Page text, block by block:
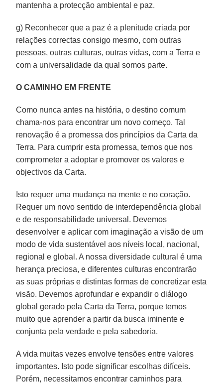
mantenha a protecção ambiental e paz.
g) Reconhecer que a paz é a plenitude criada por
relações correctas consigo mesmo, com outras
pessoas, outras culturas, outras vidas, com a Terra e
com a universalidade da qual somos parte.
O CAMINHO EM FRENTE
Como nunca antes na história, o destino comum
chama-nos para encontrar um novo começo. Tal
renovação é a promessa dos princípios da Carta da
Terra. Para cumprir esta promessa, temos que nos
comprometer a adoptar e promover os valores e
objectivos da Carta.
Isto requer uma mudança na mente e no coração.
Requer um novo sentido de interdependência global
e de responsabilidade universal. Devemos
desenvolver e aplicar com imaginação a visão de um
modo de vida sustentável aos níveis local, nacional,
regional e global. A nossa diversidade cultural é uma
herança preciosa, e diferentes culturas encontrarão
as suas próprias e distintas formas de concretizar esta
visão. Devemos aprofundar e expandir o diálogo
global gerado pela Carta da Terra, porque temos
muito que aprender a partir da busca iminente e
conjunta pela verdade e pela sabedoria.
A vida muitas vezes envolve tensões entre valores
importantes. Isto pode significar escolhas difíceis.
Porém, necessitamos encontrar caminhos para